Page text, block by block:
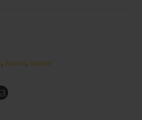
, Sauces, Sauces